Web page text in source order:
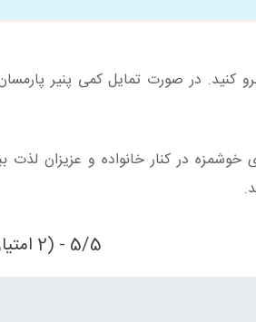
در صورت تمایل کمی پنیر
در کنار خانواده و عزیزان لذت
5/5 - (2 امتیاز)